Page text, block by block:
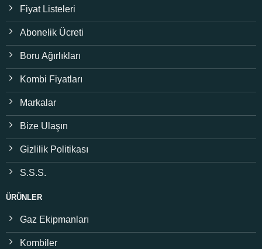
Fiyat Listeleri
Abonelik Ücreti
Boru Ağırlıkları
Kombi Fiyatları
Markalar
Bize Ulaşın
Gizlilik Politikası
S.S.S.
ÜRÜNLER
Gaz Ekipmanları
Kombiler